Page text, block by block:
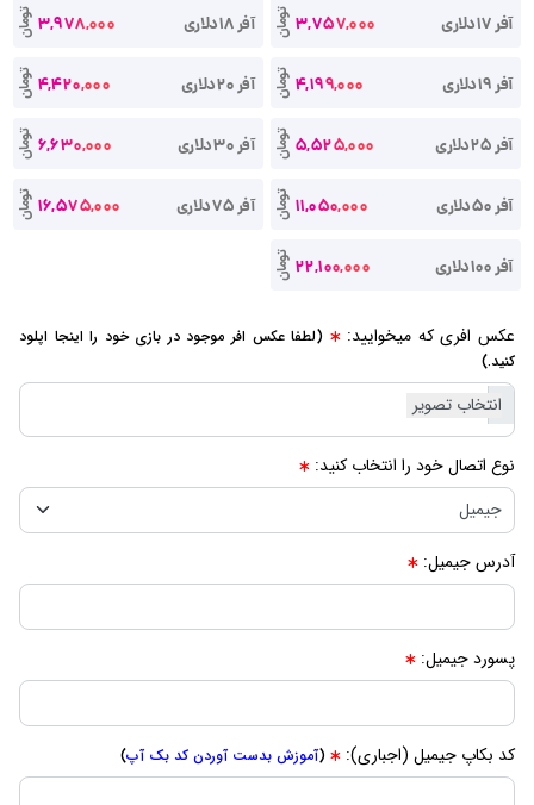
آفر 17دلاری 3,757,000 تومان آفر 18دلاری 3,978,000 تومان
آفر 19دلاری 4,199,000 تومان آفر 20دلاری 4,420,000 تومان
آفر 25دلاری 5,525,000 تومان آفر 30دلاری 6,630,000 تومان
آفر 50دلاری 11,050,000 تومان آفر 75دلاری 16,575,000 تومان
آفر 100دلاری 22,100,000 تومان
عکس افری که میخوایید:
(لطفا عکس افر موجود در بازی خود را اینجا اپلود
کنید.)
نوع اتصال خود را انتخاب کنید:
آدرس جیمیل:
پسورد جیمیل:
کد بکاپ جیمیل (اجباری): (آموزش بدست آوردن کد بک آپ)